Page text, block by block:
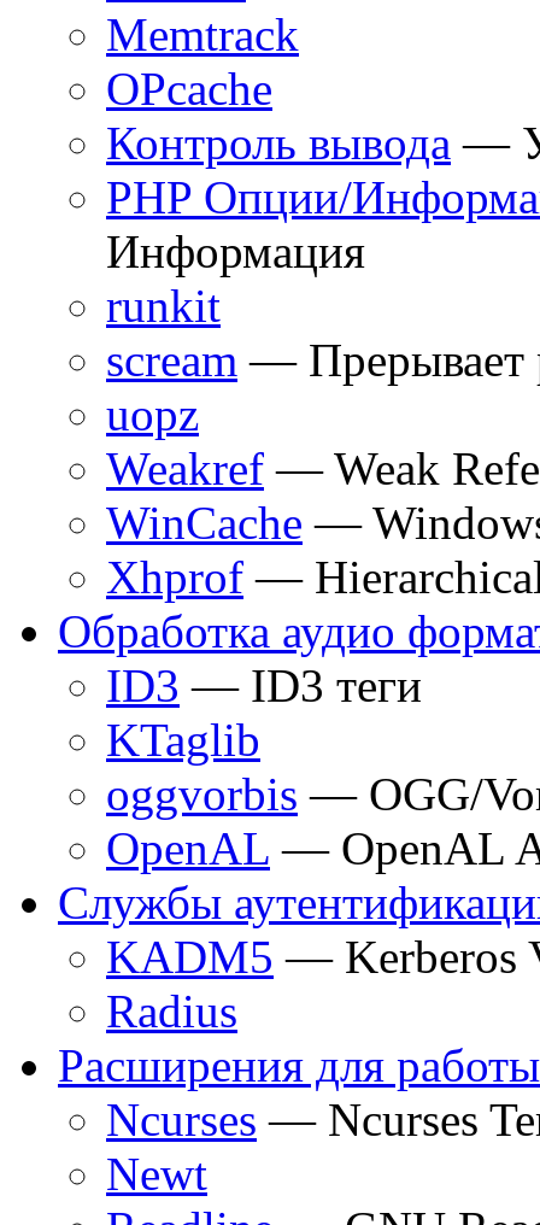
Memtrack
OPcache
Контроль вывода —
PHP Опции/
Информация
runkit
scream — Прерывает
uopz
Weakref — Weak
WinCache —
Xhprof —
Обработка аудио
ID3 — ID3 теги
KTaglib
oggvorbis — OGG/
OpenAL — OpenAL
Службы
KADM5 — Kerberos
Radius
Расширения для
Ncurses — Ncurses
Newt